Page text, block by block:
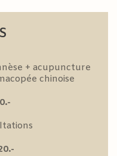
+ acupuncture
chinoise